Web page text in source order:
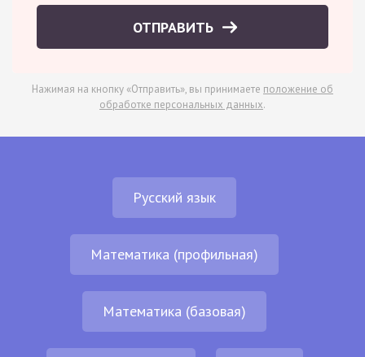
ОТПРАВИТЬ
Нажимая на кнопку «Отправить», вы принимаете положение об
обработке персональных данных.
Русский язык
Математика (профильная)
Математика (базовая)